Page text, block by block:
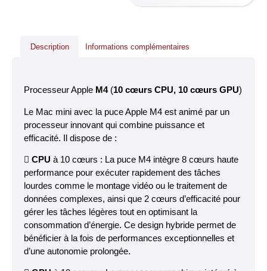
Description Informations complémentaires
Processeur Apple M4(10 cœurs CPU, 10 cœurs GPU)
Le Mac mini avec la puce Apple M4 est animé par un
processeur innovant qui combine puissance et
efficacité. Il dispose de :
 CPU à 10 cœurs : La puce M4 intègre 8 cœurs haute
performance pour exécuter rapidement des tâches
lourdes comme le montage vidéo ou le traitement de
données complexes, ainsi que 2 cœurs d’efficacité pour
gérer les tâches légères tout en optimisant la
consommation d’énergie. Ce design hybride permet de
bénéficier à la fois de performances exceptionnelles et
d’une autonomie prolongée.